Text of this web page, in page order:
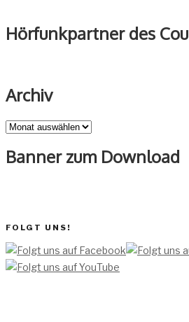
Hörfunkpartner des
Archiv
Archiv
Banner zum Download
FOLGT UNS!